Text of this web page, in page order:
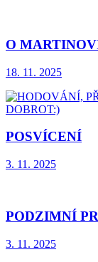
O
18. 11. 2025
POSVÍCENÍ
3. 11. 2025
PODZIMNÍ
3. 11. 2025